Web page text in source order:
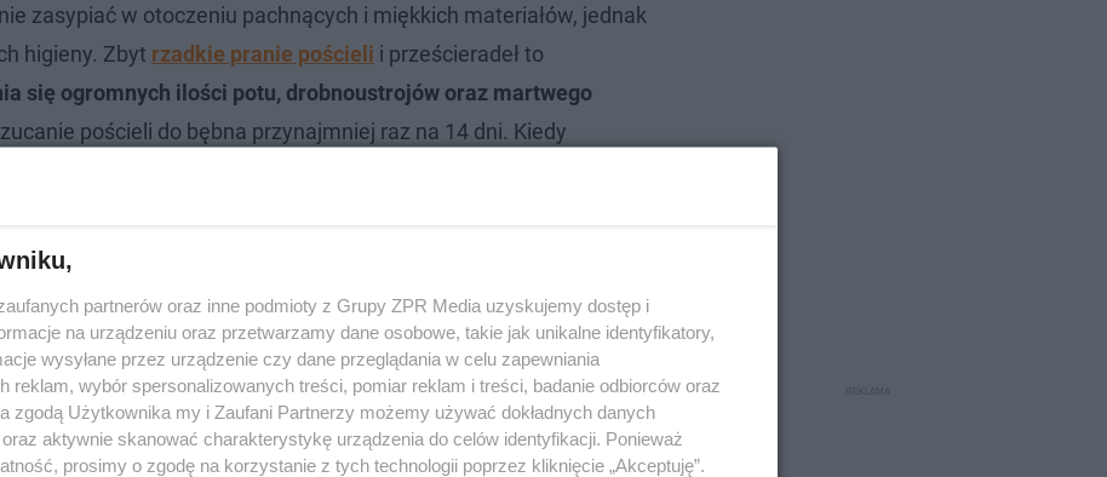
zasypiać w otoczeniu pachnących i miękkich materiałów, jednak
higieny. Zbyt rzadkie pranie pościeli i prześcieradeł to
się ogromnych ilości potu, drobnoustrojów oraz martwego
pościeli do bębna przynajmniej raz na 14 dni. Kiedy
powtarzać jeszcze częściej. Reguły postępowania z tego typu
zaleceń dotyczących zwykłych poszewek.
zastosowań sody w kuchni
partnerów oraz inne podmioty z Grupy ZPR Media uzyskujemy dostęp i
na urządzeniu oraz przetwarzamy dane osobowe, takie jak unikalne identyfikatory,
wysyłane przez urządzenie czy dane przeglądania w celu zapewniania
reklam, wybór spersonalizowanych treści, pomiar reklam i treści, badanie odbiorców oraz
zgodą Użytkownika my i Zaufani Partnerzy możemy używać dokładnych danych
aktywnie skanować charakterystykę urządzenia do celów identyfikacji. Ponieważ
prosimy o zgodę na korzystanie z tych technologii poprzez kliknięcie „Akceptuję”.